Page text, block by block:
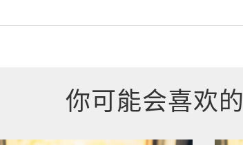
你可能会喜欢的